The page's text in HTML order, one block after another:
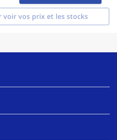
voir vos prix et les stocks